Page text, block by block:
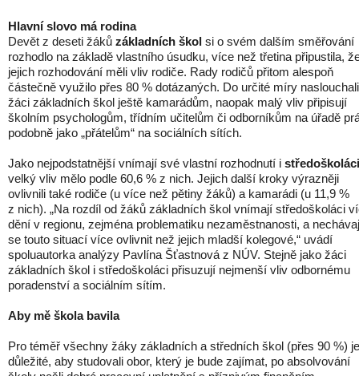
Hlavní slovo má rodina
Devět z deseti žáků základních škol si o svém dalším směřování
rozhodlo na základě vlastního úsudku, více než třetina připustila,
jejich rozhodování měli vliv rodiče. Rady rodičů přitom alespoň
částečně využilo přes 80 % dotázaných. Do určité míry naslouchali
žáci základních škol ještě kamarádům, naopak malý vliv připisují
školním psychologům, třídním učitelům či odborníkům na úřadě
podobně jako „přátelům“ na sociálních sítích.
Jako nejpodstatnější vnímají své vlastní rozhodnutí i středoškoláci
velký vliv mělo podle 60,6 % z nich. Jejich další kroky výrazněji
ovlivnili také rodiče (u více než pětiny žáků) a kamarádi (u 11,9 %
z nich). „Na rozdíl od žáků základních škol vnímají středoškoláci
dění v regionu, zejména problematiku nezaměstnanosti, a
se touto situací více ovlivnit než jejich mladší kolegové,“ uvádí
spoluautorka analýzy Pavlína Šťastnová z NÚV. Stejně jako žáci
základních škol i středoškoláci přisuzují nejmenší vliv odbornému
poradenství a sociálním sítím.
Aby mě škola bavila
Pro téměř všechny žáky základních a středních škol (přes 90 %) je
důležité, aby studovali obor, který je bude zajímat, po absolvování